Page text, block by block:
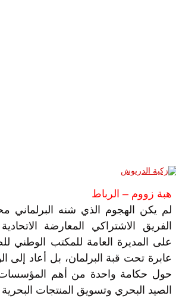
هبة زووم – الرباط
لم يكن الهجوم الذي شنه البرلماني
الفريق الاشتراكي المعارضة
على المديرة العامة للمكتب الوطني
عابرة تحت قبة البرلمان، بل أعاد إلى
حول حكامة واحدة من أهم المؤسسات
الصيد البحري وتسويق المنتجات